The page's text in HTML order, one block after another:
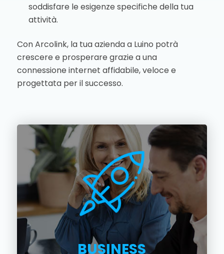
soddisfare le esigenze specifiche della tua
attività.
Con Arcolink, la tua azienda a Luino potrà
crescere e prosperare grazie a una
connessione internet affidabile, veloce e
progettata per il successo.
BUSINESS